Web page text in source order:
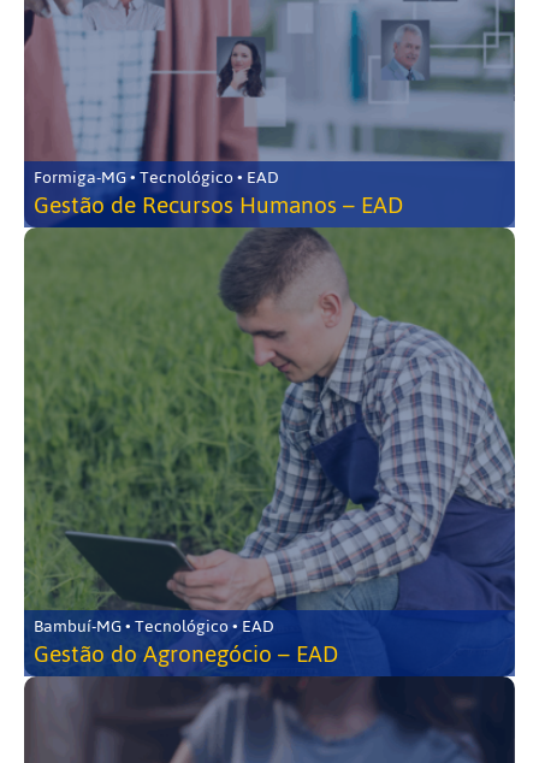
Formiga-MG • Tecnológico • EAD
Gestão de Recursos Humanos – EAD
Bambuí-MG • Tecnológico • EAD
Gestão do Agronegócio – EAD